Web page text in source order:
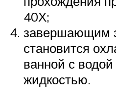
40Х;
завершающим
становится
ванной с
жидкостью.